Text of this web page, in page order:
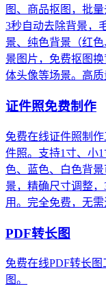
图、商品抠图，批
3秒自动去除背景，
景、纯色背景（红
景图片，免费抠图
体头像等场景。高质
证件照免费制作
免费在线证件照制
件照。支持1寸、小
色、蓝色、白色背
景，精确尺寸调整
用。完全免费，无
PDF转长图
免费在线PDF转长
图。